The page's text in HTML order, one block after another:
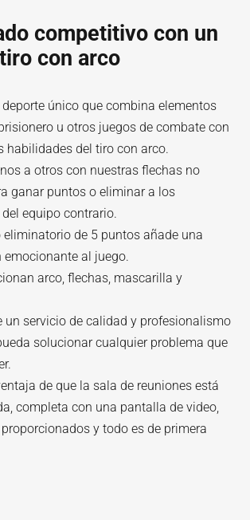
competitivo con un
con arco
deporte único que combina elementos
u otros juegos de combate con
habilidades del tiro con arco.
a otros con nuestras flechas no
ganar puntos o eliminar a los
equipo contrario.
eliminatorio de 5 puntos añade una
emocionante al juego.
arco, flechas, mascarilla y
un servicio de calidad y profesionalismo
solucionar cualquier problema que
de que la sala de reuniones está
completa con una pantalla de video,
y todo es de primera